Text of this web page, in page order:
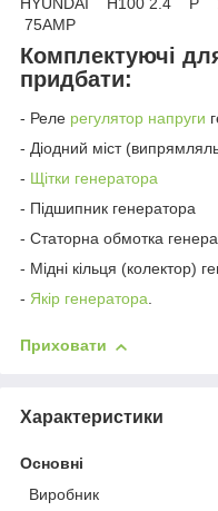
75AMP
Комплектуючі
придбати:
- Реле регулятор напруги
- Діодний міст
- Щітки генератора
- Підшипник генератора
- Статорна обмотка
- Мідні кільця (колектор)
- Якір генератора.
Приховати
Характеристики
Основні
Виробник